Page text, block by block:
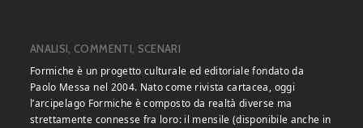
ANALISI, COMMENTI, SCENARI
Formiche è un progetto culturale ed editoriale fondato da
Paolo Messa nel 2004. Nato come rivista cartacea, oggi
l’arcipelago Formiche è composto da realtà diverse ma
strettamente connesse fra loro: il mensile (disponibile anche in